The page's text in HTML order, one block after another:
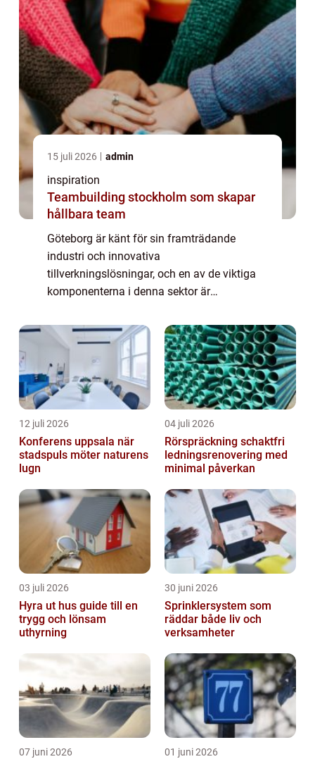
15 juli 2026 admin
inspiration
Teambuilding stockholm som skapar
hållbara team
Göteborg är känt för sin framträdande
industri och innovativa
tillverkningslösningar, och en av de viktiga
komponenterna i denna sektor är
innebär att forma pl...
12 juli 2026
Konferens uppsala när
stadspuls möter naturens
lugn
04 juli 2026
Rörspräckning schaktfri
ledningsrenovering med
minimal påverkan
03 juli 2026
Hyra ut hus guide till en
trygg och lönsam
uthyrning
30 juni 2026
Sprinklersystem som
räddar både liv och
verksamheter
07 juni 2026 01 juni 2026